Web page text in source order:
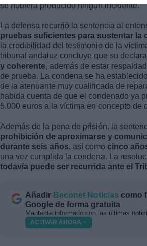
se hubiera producido ningún incidente.
La defensa recurrió la sentencia al
pruebas suficientes para sustentar la
la credibilidad del testimonio de la
tribunal andaluz concluye que su
y coherente, además de estar
de prueba. La condena se ha
de la atenuante muy cualificada de
habida cuenta de que el condenado ya
5.000 euros a la víctima en concepto de
Además de la pena de prisión, la
prohibición de aproximarse y
durante seis años, así como cinco
una vez cumplida la condena. La
todavía puede ser recurrida ante el
Añadir Beconet Noticias como
Google de forma gratuita
Mantente informado con las últimas
ACTIVAR AHORA